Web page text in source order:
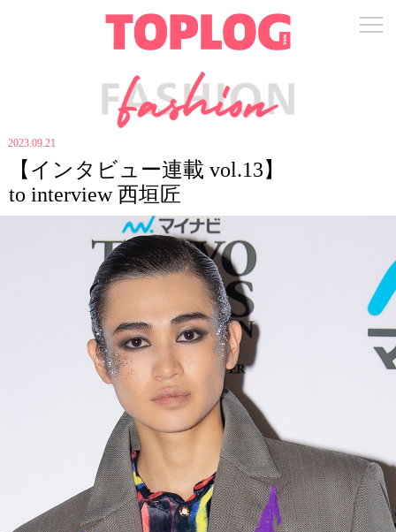
2023.09.21
【インタビュー連載 vol.13】
to interview 西垣匠